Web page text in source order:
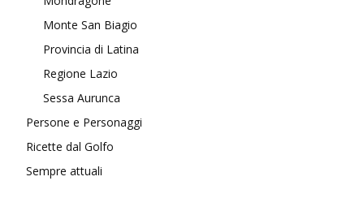
Monte San Biagio
Provincia di Latina
Regione Lazio
Sessa Aurunca
Persone e Personaggi
Ricette dal Golfo
Sempre attuali